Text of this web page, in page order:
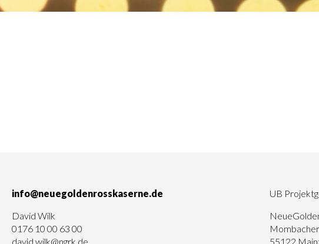
info@neuegoldenrosskaserne.de
David Wilk
0176 10 00 63 00
david.wilk@ngrk.de
UB
55122